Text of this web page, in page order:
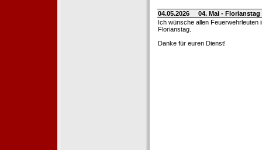
04.05.2026
04. Mai -
Ich wünsche allen Feuerwehrleuten
Florianstag.
Danke für euren Dienst!